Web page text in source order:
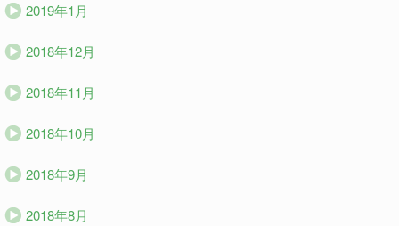
2019年1月
2018年12月
2018年11月
2018年10月
2018年9月
2018年8月